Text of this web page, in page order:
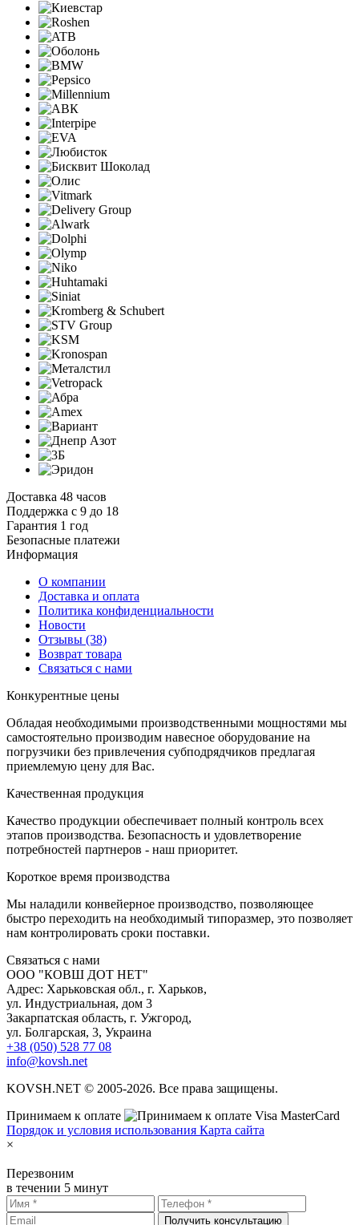
Доставка 48 часов
Поддержка с 9 до 18
Гарантия 1 год
Безопасные платежи
Информация
О компании
Доставка и оплата
Политика конфиденциальности
Новости
Отзывы (38)
Возврат товара
Связаться с нами
Конкурентные цены
Обладая необходимыми производственными мощностями мы
самостоятельно производим навесное оборудование на
погрузчики без привлечения субподрядчиков предлагая
приемлемую цену для Вас.
Качественная продукция
Качество продукции обеспечивает полный контроль всех
этапов производства. Безопасность и удовлетворение
потребностей партнеров - наш приоритет.
Короткое время производства
Мы наладили конвейерное производство, позволяющее
быстро переходить на необходимый типоразмер, это позволяет
нам контролировать сроки поставки.
Связаться с нами
ООО "КОВШ ДОТ НЕТ"
Адрес: Харьковская обл., г. Харьков,
ул. Индустриальная, дом 3
Закарпатская область, г. Ужгород,
ул. Болгарская, 3, Украина
+38 (050) 528 77 08
info@kovsh.net
KOVSH.NET © 2005-2026. Все права защищены.
Принимаем к оплате
Порядок и условия использования Карта сайта
×
Перезвоним
в течении 5 минут
Получить консультацию